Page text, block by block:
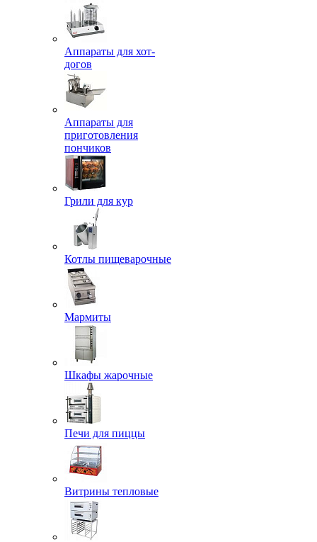
Аппараты для хот-
догов
Аппараты для
приготовления
пончиков
Грили для кур
Котлы пищеварочные
Мармиты
Шкафы жарочные
Печи для пиццы
Витрины тепловые